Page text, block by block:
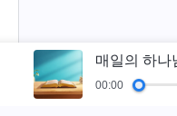
매일의 하
00:00